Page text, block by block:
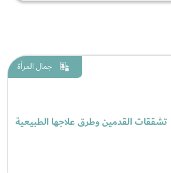
جمال المرأة
تشققات القدمين وطرق علاجها الطبيعية